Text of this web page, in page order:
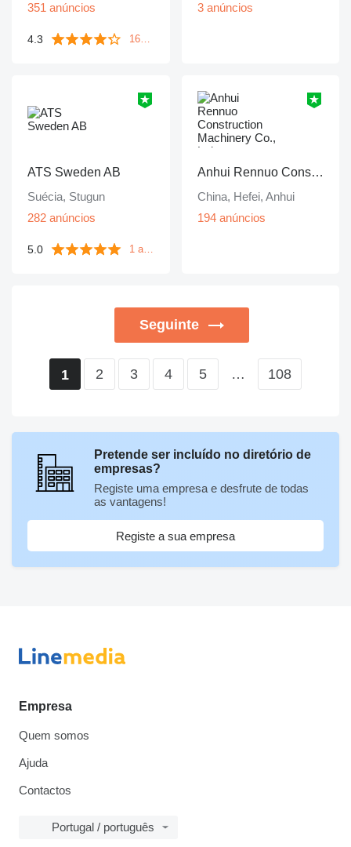
351 anúncios
4.3 161 avaliações
3 anúncios
ATS Sweden AB
Suécia, Stugun
282 anúncios
5.0 1 avaliação
Anhui Rennuo Construction Machinery Co., Ltd
China, Hefei, Anhui
194 anúncios
Seguinte
1 2 3 4 5 … 108
Pretende ser incluído no diretório de
empresas?
Registe uma empresa e desfrute de todas
as vantagens!
Registe a sua empresa
Empresa
Quem somos
Ajuda
Contactos
Portugal / português